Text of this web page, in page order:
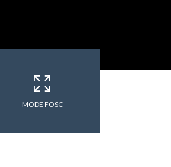
MODE FOSC